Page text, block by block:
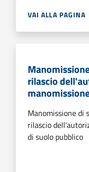
VAI ALLA PAGINA
rilascio
Manomissione di
rilascio
di suolo pubblico